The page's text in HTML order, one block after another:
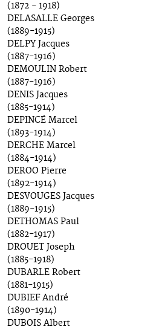
(1872 - 1918)
DELASALLE Georges
(1889-1915)
DELPY Jacques
(1887-1916)
DEMOULIN Robert
(1887-1916)
DENIS Jacques
(1885-1914)
DEPINCÉ Marcel
(1893-1914)
DERCHE Marcel
(1884-1914)
DEROO Pierre
(1892-1914)
DESVOUGES Jacques
(1889-1915)
DETHOMAS Paul
(1882-1917)
DROUET Joseph
(1885-1918)
DUBARLE Robert
(1881-1915)
DUBIEF André
(1890-1914)
DUBOIS Albert